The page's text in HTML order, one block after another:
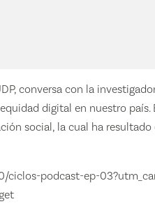
conversa con la
digital en nuestro país.
social, la cual ha
ciclos-podcast-ep-